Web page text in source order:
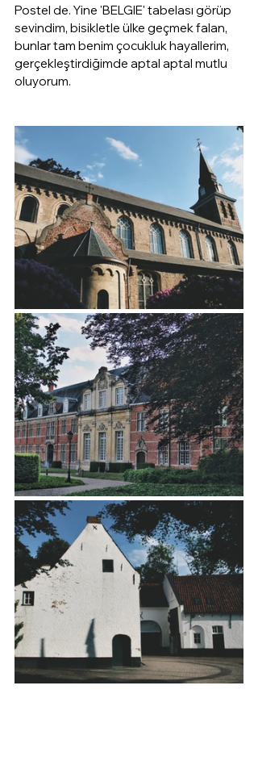
Postel de. Yine 'BELGIE' tabelası görüp
sevindim, bisikletle ülke geçmek falan,
bunlar tam benim çocukluk hayallerim,
gerçekleştirdiğimde aptal aptal mutlu
oluyorum.